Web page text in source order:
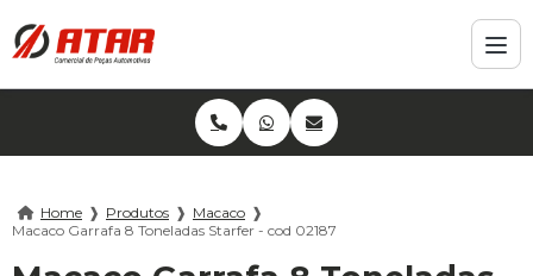
Home ❱ Produtos ❱ Macaco ❱
Macaco Garrafa 8 Toneladas Starfer - cod 02187